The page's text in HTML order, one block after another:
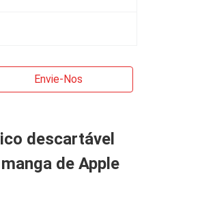
Envie-Nos
descartável
de Apple